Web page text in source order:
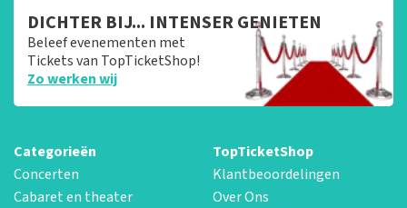
DICHTER BIJ... INTENSER GENIETEN
Beleef evenementen met
Tickets van TopTicketShop!
Zo werken wij
Categorieën
Concerten
Cabaret en theater
TopTicketShop
Klantbeoordelingen
Over Ons